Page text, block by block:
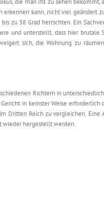
die man lfd. zu sehen bekommt,
kann, nicht viel geändert
zu 38 Grad herrschten. Ein
und unterstellt, dass hier brutale
sich, die Wohnung zu
Richtern in
in keinster Weise erforderlich
Dritten Reich zu vergleichen.
wieder hergestellt werden.